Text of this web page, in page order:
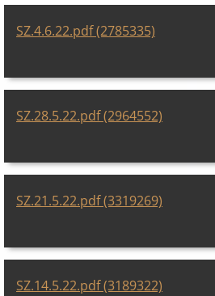
SZ.4.6.22.pdf (2785335)
SZ.28.5.22.pdf (2964552)
SZ.21.5.22.pdf (3319269)
SZ.14.5.22.pdf (3189322)